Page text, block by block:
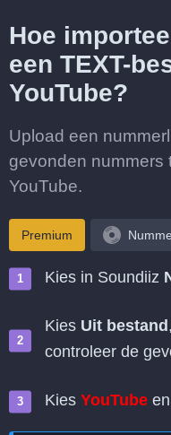
Hoe
een TEXT-
YouTube?
Upload een
gevonden nummers
YouTube.
Premium
Kies in Soundiiz
Kies Uit bestand
controleer de
Kies YouTube